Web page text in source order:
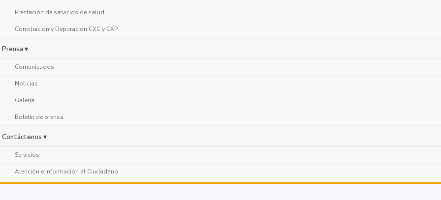
Prestación de servicios de salud
Conciliación y Depuración CXC y CXP
Prensa ▾
Comunicados
Noticias
Galería
Boletín de prensa
Contáctenos ▾
Servicios
Atención e Información al Ciudadano